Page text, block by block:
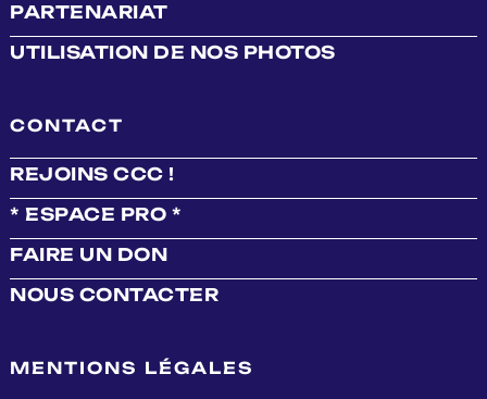
PARTENARIAT
UTILISATION DE NOS PHOTOS
CONTACT
REJOINS CCC !
* ESPACE PRO *
FAIRE UN DON
NOUS CONTACTER
MENTIONS LÉGALES